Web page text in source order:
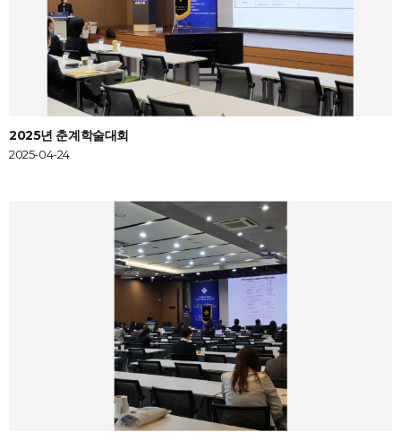
2025년 춘계학술대회
2025-04-24